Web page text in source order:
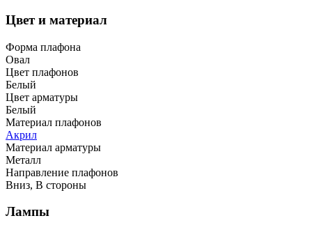
Цвет и материал
Форма плафона
Овал
Цвет плафонов
Белый
Цвет арматуры
Белый
Материал плафонов
Акрил
Материал арматуры
Металл
Направление плафонов
Вниз, В стороны
Лампы